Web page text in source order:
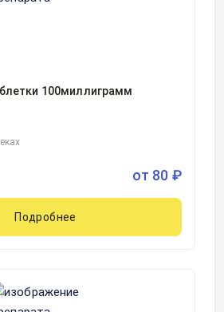
100миллиграмм
от 80 ₽
Подробнее